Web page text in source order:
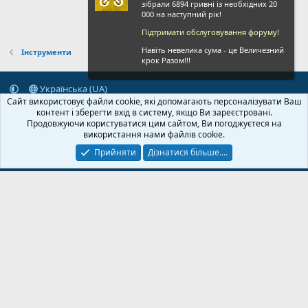
Інструменти
Українська (UA)
Зворотній зв'язок
Умови і правила
Політика конфіденційності
Дoпoмoга
Головна
R
S
S
© 2020-2026 FPVUA.ORG Розроблено:Magshifter
зібрали 6894 гривні із необхідних 20
000 на наступний рік!
Підтримати обслуговування форуму!
Навіть невелика сума - це Величезний
крок Разом!!!
Сайт використовує файли cookie, які допомагають персоналізувати Ваш
контент і зберегти вхід в систему, якщо Ви зареєстровані.
Продовжуючи користуватися цим сайтом, Ви погоджуєтеся на
використання нами файлів cookie.
Прийняти
Дізнатися більше....